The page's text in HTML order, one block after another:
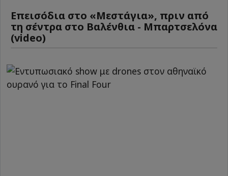
Επεισόδια στο «Μεστάγια», πριν από
τη σέντρα στο Βαλένθια - Μπαρτσελόνα
(video)